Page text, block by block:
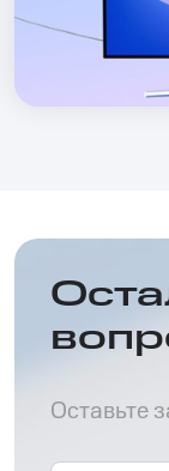
Оставьте